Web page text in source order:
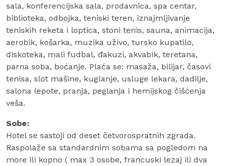
sala, konferencijska sala, prodavnica, spa centar,
biblioteka, odbojka, teniski teren, iznajmljivanje
teniskih reketa i loptica, stoni tenis, sauna, animacija,
aerobik, košarka, muzika uživo, tursko kupatilo,
diskoteka, mali fudbal, đakuzi, akvabik, teretana,
parna soba, boćanje. Plaća se: masaža, bilijar, časovi
tenisa, slot mašine, kuglanje, usluge lekara, dadilje,
salona lepote, pranja, peglanja i hemijskog čišćenja
veša.
Sobe:
Hotel se sastoji od deset četvorospratnih zgrada.
Raspolaže sa standardnim sobama sa pogledom na
more ili kopno ( max 3 osobe, francuski lezaj ili dva